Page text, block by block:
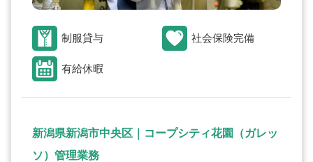
制服貸与 社会保険完備
有給休暇
新潟県新潟市中央区｜コープシティ花園（ガレッ
ソ）管理業務